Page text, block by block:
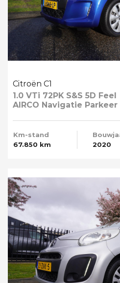
Citroën C1
1.0 VTi 72PK S&S 5D Feel
AIRCO Navigatie Parkeer
Km-stand
67.850 km
2020